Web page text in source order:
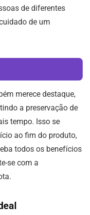
de diferentes
de um
merece destaque,
a preservação de
tempo. Isso se
ao fim do produto,
todos os benefícios
se com a